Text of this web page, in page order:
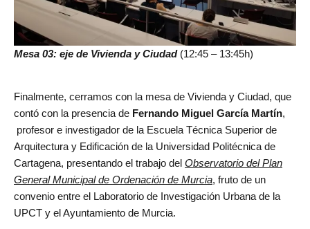
Mesa 03: eje de Vivienda y Ciudad (12:45 – 13:45h)
Finalmente, cerramos con la mesa de Vivienda y Ciudad, que
contó con la presencia de Fernando Miguel García Martín,
profesor e investigador de la Escuela Técnica Superior de
Arquitectura y Edificación de la Universidad Politécnica de
Cartagena, presentando el trabajo del Observatorio del Plan
General Municipal de Ordenación de Murcia, fruto de un
convenio entre el Laboratorio de Investigación Urbana de la
UPCT y el Ayuntamiento de Murcia.